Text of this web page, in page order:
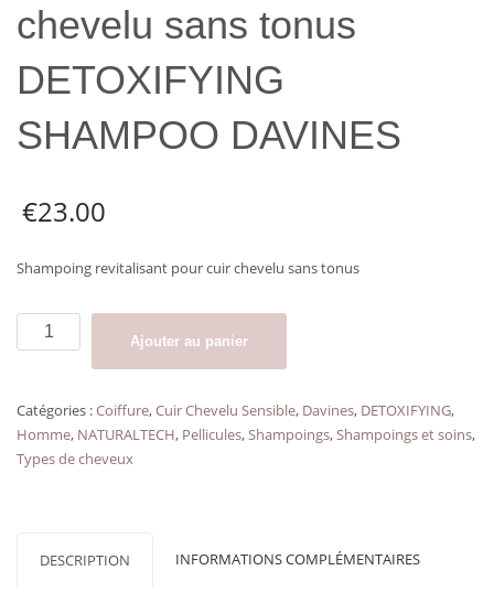
chevelu sans tonus
DETOXIFYING
SHAMPOO DAVINES
€23.00
Shampoing revitalisant pour cuir chevelu sans tonus
quantité
de
Shampoing
cuir
chevelu
sans
DAVINES
Ajouter au panier
Catégories :Coiffure,Cuir Chevelu Sensible, Davines, DETOXIFYING,
Homme, NATURALTECH, Pellicules,Shampoings,Shampoings et soins,
Types de cheveux
DESCRIPTION INFORMATIONS COMPLÉMENTAIRES